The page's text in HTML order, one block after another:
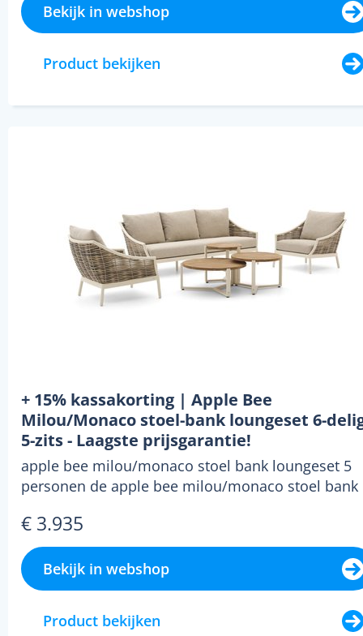
Bekijk in webshop
Product bekijken
+ 15% kassakorting | Apple Bee
Milou/Monaco stoel-bank loungeset 6-
5-zits - Laagste prijsgarantie!
apple bee milou/monaco stoel bank loungeset 5
personen de apple bee milou/monaco stoel bank
€ 3.935
Bekijk in webshop
Product bekijken